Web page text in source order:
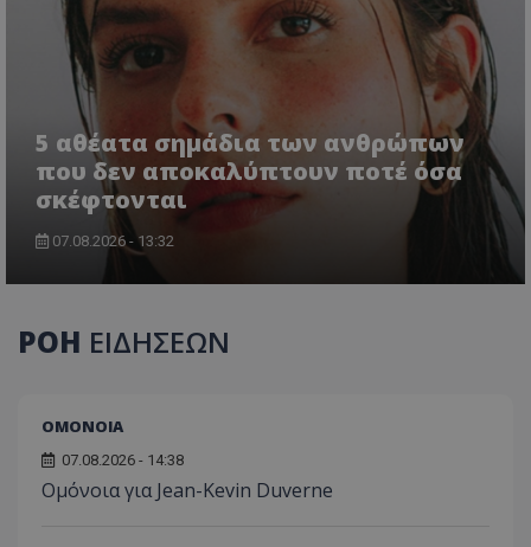
5 αθέατα σημάδια των ανθρώπων
που δεν αποκαλύπτουν ποτέ όσα
σκέφτονται
07.08.2026 - 13:32
ΡΟΗ ΕΙΔΗΣΕΩΝ
ΟΜΟΝΟΙΑ
07.08.2026 - 14:38
Ομόνοια για Jean-Kevin Duverne